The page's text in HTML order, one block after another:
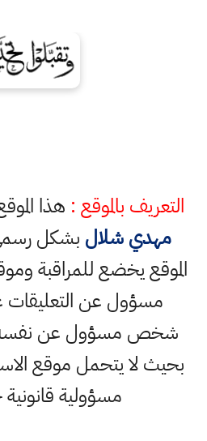
التعريف بالموقع : هذا
مهدي شلال بشكل
الموقع يخضع للمراقبة
مسؤول عن التعليقات
شخص مسؤول عن نفسه
بحيث لا يتحمل موقع
مسؤولية